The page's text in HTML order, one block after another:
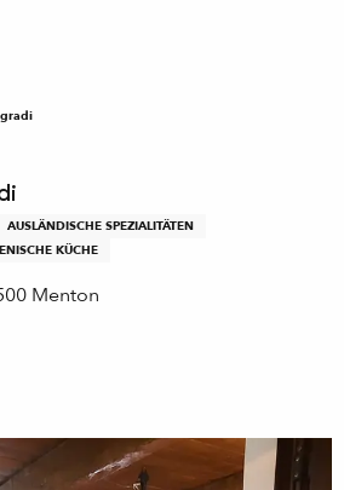
AUSLÄNDISCHE SPEZIALITÄTEN
KÜCHE
Menton